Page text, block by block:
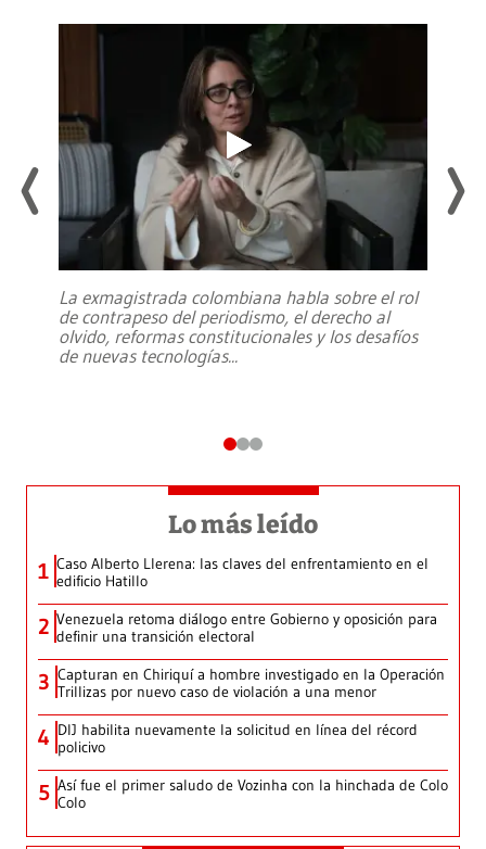
La exmagistrada colombiana habla sobre el rol
de contrapeso del periodismo, el derecho al
olvido, reformas constitucionales y los desafíos
de nuevas tecnologías...
Lo más leído
1 Caso Alberto Llerena: las claves del enfrentamiento en el
edificio Hatillo
2 Venezuela retoma diálogo entre Gobierno y oposición para
definir una transición electoral
3 Capturan en Chiriquí a hombre investigado en la Operación
Trillizas por nuevo caso de violación a una menor
4 DIJ habilita nuevamente la solicitud en línea del récord
policivo
5 Así fue el primer saludo de Vozinha con la hinchada de Colo
Colo